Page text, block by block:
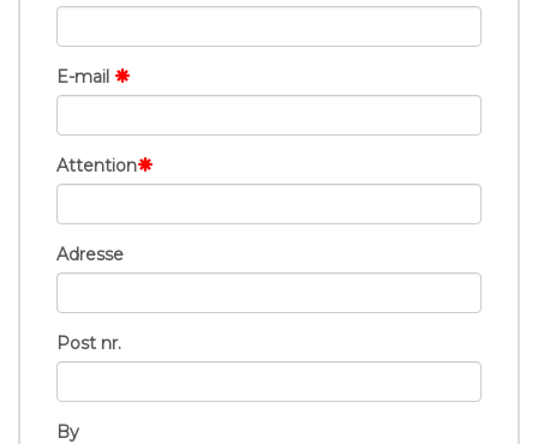
E-mail
Attention
Adresse
Post nr.
By